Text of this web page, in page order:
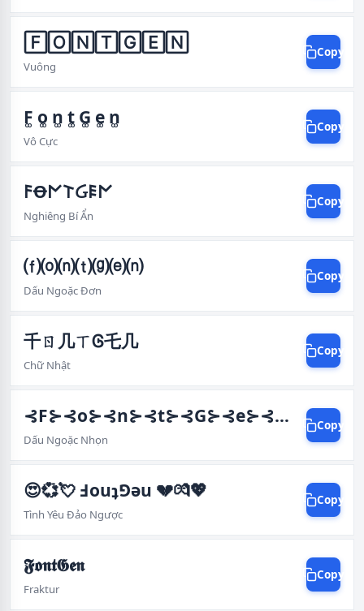
🄵🄾🄽🅃🄶🄴🄽
Vuông
Copy
F͚ o͚ n͚ t͚ G͚ e͚ n͚
Vô Cực
Copy
𐌅Ꝋ𐌍𐌕Ᏽ𐌄𐌍
Nghiêng Bí Ẩn
Copy
⒡⒪⒩⒯⒢⒠⒩
Dấu Ngoặc Đơn
Copy
千ㄖ几ㄒᎶ乇几
Chữ Nhật
Copy
⊰F⊱⊰o⊱⊰n⊱⊰t⊱⊰G⊱⊰e⊱⊰n⊱
Dấu Ngoặc Nhọn
Copy
😍💞💘 Ⅎouʇ⅁ǝu 💔💏💖
Tình Yêu Đảo Ngược
Copy
𝕱𝖔𝖓𝖙𝕲𝖊𝖓
Fraktur
Copy